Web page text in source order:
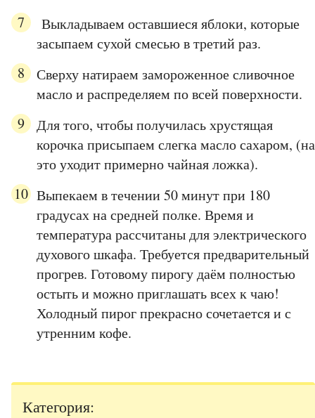
Выкладываем оставшиеся яблоки, которые
засыпаем сухой смесью в третий раз.
Сверху натираем замороженное сливочное
масло и распределяем по всей поверхности.
Для того, чтобы получилась хрустящая
корочка присыпаем слегка масло сахаром, (на
это уходит примерно чайная ложка).
Выпекаем в течении 50 минут при 180
градусах на средней полке. Время и
температура рассчитаны для электрического
духового шкафа. Требуется предварительный
прогрев. Готовому пирогу даём полностью
остыть и можно приглашать всех к чаю!
Холодный пирог прекрасно сочетается и с
утренним кофе.
Категория: